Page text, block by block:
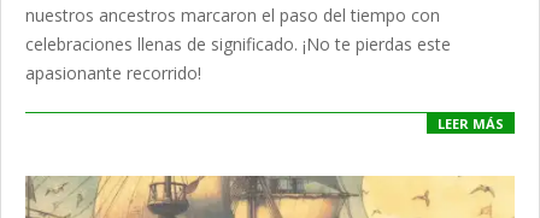
nuestros ancestros marcaron el paso del tiempo con
celebraciones llenas de significado. ¡No te pierdas este
apasionante recorrido!
LEER MÁS